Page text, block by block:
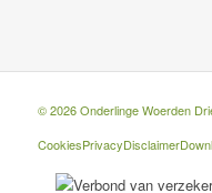
© 2026 Onderlinge Woerden
CookiesPrivacyDisclaimer